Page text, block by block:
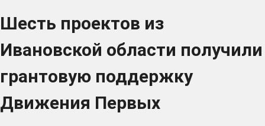
Шесть проектов из
Ивановской области получили
грантовую поддержку
Движения Первых